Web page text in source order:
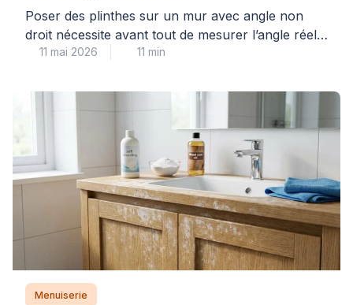
Poser des plinthes sur un mur avec angle non
droit nécessite avant tout de mesurer l’angle réel à
l’aide d’une fausse équerre ou d’un rapporteur
pour déterminer les angles de coupe de chaque
plinthe. Cette opération technique, fréquente en
cage d’escalier ou sur murs obliques, demande
11 mai 2026 11 min
Menuiserie